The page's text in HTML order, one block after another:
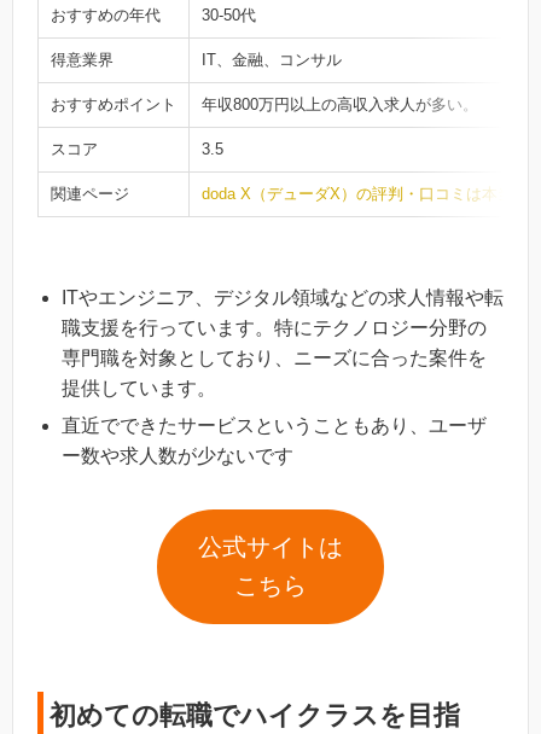
おすすめの年代 30-50代
得意業界 IT、金融、コンサル
おすすめポイント 年収800万円以上の高収入求人が多い。
スコア 3.5
関連ページ doda X（デューダX）の評判・口コミは本当？
ITやエンジニア、デジタル領域などの求人情報や転
職支援を行っています。特にテクノロジー分野の
専門職を対象としており、ニーズに合った案件を
提供しています。
直近でできたサービスということもあり、ユーザ
ー数や求人数が少ないです
公式サイトは
こちら
初めての転職でハイクラスを目指